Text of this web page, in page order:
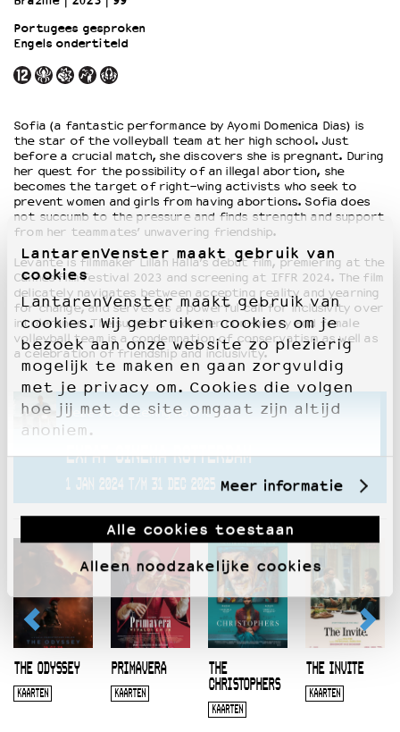
LantarenVenster maakt gebruik van
cookies
LantarenVenster maakt gebruik van
cookies. Wij gebruiken cookies om je
bezoek aan onze website zo plezierig
mogelijk te maken en gaan zorgvuldig
met je privacy om. Cookies die volgen
hoe jij met de site omgaat zijn altijd
anoniem.
Meer informatie
Alle cookies toestaan
Alleen noodzakelijke cookies
OVER LANTARENVENSTER
Wat we doen
Word vriend
Historie
Partners
Huisregels
Privacyverklaring
Integriteits- en gedragscode
Duurzaamheid
Culturele boycot Israël
Ruimte voor artistieke vrijheid – VNPF
Portugees gesproken
Engels ondertiteld
Sofia (a fantastic performance by Ayomi Domenica Dias) is
the star of the volleyball team at her high school. Just
before a crucial match, she discovers she is pregnant. During
her quest for the possibility of an illegal abortion, she
becomes the target of right-wing activists who seek to
prevent women and girls from having abortions. Sofia does
not succumb to the pressure and finds strength and support
from her teammates’ unwavering friendship.
Levante is filmmaker Lillah Halla’s debut film, premiering at the
Cannes Film Festival 2023 and screening at IFFR 2024. The film
delicately navigates between accepting reality and yearning
for change, and serves as a powerful call for inclusivity over
intolerance. The support from her non-binary and female
volleyball team is a condemnation of conservatism as well as
a celebration of friendship and inclusivity.
Deze voorstelling hoort bij
EXPAT CINEMA ROTTERDAM
1 JAN 2024 T/M 31 DEC 2025
THE ODYSSEY
KAARTEN
PRIMAVERA
KAARTEN
THE
CHRISTOPHERS
KAARTEN
THE INVITE
KAARTEN